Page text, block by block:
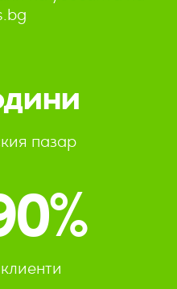
пазар